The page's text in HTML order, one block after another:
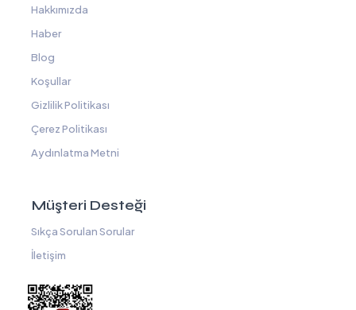
Hakkımızda
Haber
Blog
Koşullar
Gizlilik Politikası
Çerez Politikası
Aydınlatma Metni
Müşteri Desteği
Sıkça Sorulan Sorular
İletişim